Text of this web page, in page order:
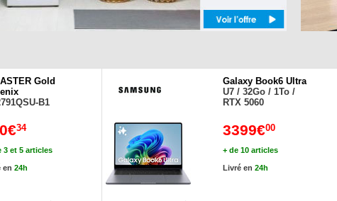
34
3 et 5 articles
en 24h
Gold
B1
3399€00
+ de 10 articles
Livré en 24h
Galaxy Book6 Ultra
U7 / 32Go / 1To /
RTX 5060